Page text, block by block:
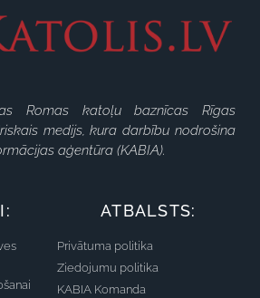
Romas katoļu baznīcas Rīgas
medijs, kura darbību nodrošina
aģentūra (KABIA).
ATBALSTS:
Privātuma politika
Ziedojumu politika
KABIA Komanda